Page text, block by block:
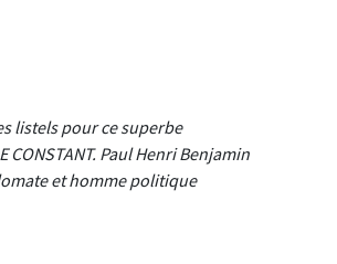
listels pour ce superbe
Paul Henri Benjamin
et homme politique